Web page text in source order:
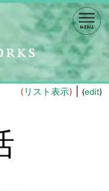
( リスト表示) (edit)